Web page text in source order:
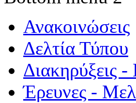
Ανακοινώσεις
Δελτία Τύπου
Διακηρύξεις
Έρευνες -